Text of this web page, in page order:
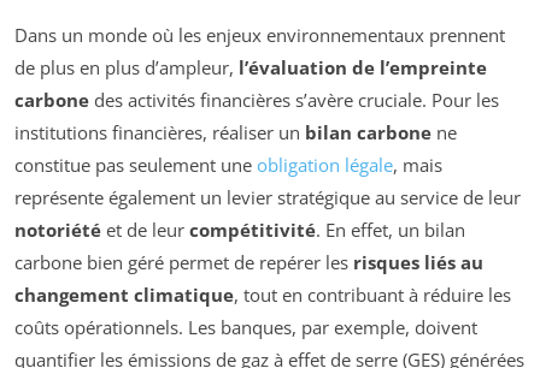
Dans un monde où les enjeux environnementaux prennent
de plus en plus d’ampleur, l’évaluation de l’empreinte
carbone des activités financières s’avère cruciale. Pour les
institutions financières, réaliser un bilan carbone ne
constitue pas seulement une obligation légale, mais
représente également un levier stratégique au service de leur
notoriété et de leur compétitivité. En effet, un bilan
carbone bien géré permet de repérer les risques liés au
changement climatique, tout en contribuant à réduire les
coûts opérationnels. Les banques, par exemple, doivent
quantifier les émissions de gaz à effet de serre (GES) générées